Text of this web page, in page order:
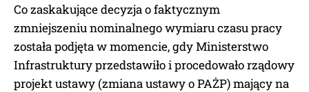
Co zaskakujące decyzja o faktycznym
zmniejszeniu nominalnego wymiaru czasu pracy
została podjęta w momencie, gdy Ministerstwo
Infrastruktury przedstawiło i procedowało rządowy
projekt ustawy (zmiana ustawy o PAŻP) mający na